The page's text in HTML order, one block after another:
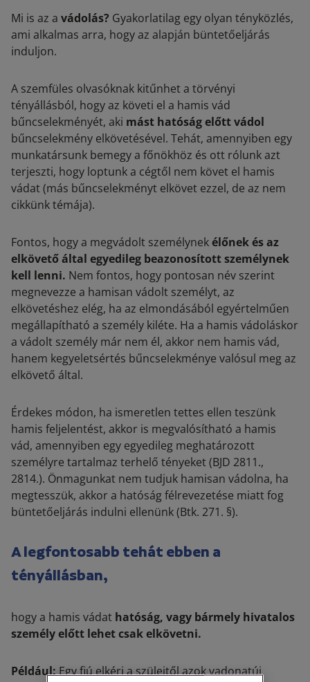
Mi is az a vádolás? Gyakorlatilag egy olyan tényközlés,
ami alkalmas arra, hogy az alapján büntetőeljárás
induljon.
A szemfüles olvasóknak kitűnhet a törvényi
tényállásból, hogy az követi el a hamis vád
bűncselekményét, aki mást hatóság előtt vádol
bűncselekmény elkövetésével. Tehát, amennyiben egy
munkatársunk bemegy a főnökhöz és ott rólunk azt
terjeszti, hogy loptunk a cégtől nem követ el hamis
vádat (más bűncselekményt elkövet ezzel, de az nem
cikkünk témája).
Fontos, hogy a megvádolt személynekélőnek és az
elkövető által egyedileg beazonosított személynek
kell lenni. Nem fontos, hogy pontosan név szerint
megnevezze a hamisan vádolt személyt, az
elkövetéshez elég, ha az elmondásából egyértelműen
megállapítható a személy kiléte. Ha a hamis vádoláskor
a vádolt személy már nem él, akkor nem hamis vád,
hanem kegyeletsértés bűncselekménye valósul meg az
elkövető által.
Érdekes módon, ha ismeretlen tettes ellen teszünk
hamis feljelentést, akkor is megvalósítható a hamis
vád, amennyiben egy egyedileg meghatározott
személyre tartalmaz terhelő tényeket (BJD 2811.,
2814.). Önmagunkat nem tudjuk hamisan vádolna, ha
megtesszük, akkor a hatóság félrevezetése miatt fog
büntetőeljárás indulni ellenünk (Btk. 271. §).
A legfontosabb tehát ebben a
tényállásban,
hogy a hamis vádat hatóság, vagy bármely hivatalos
személy előtt lehet csak elkövetni.
Például:Egy fiú elkéri a szüleitől azok vadonatúj